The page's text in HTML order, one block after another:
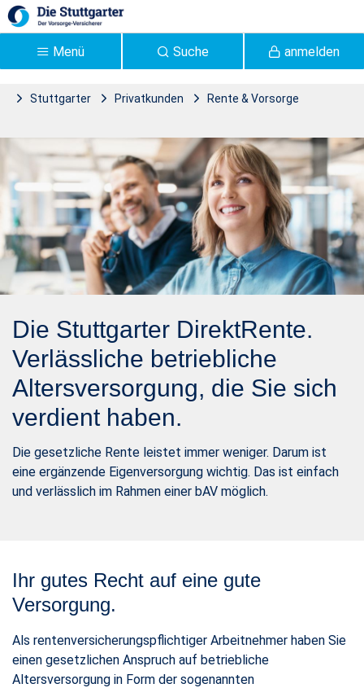
Zum Hauptinhalt springen
anmelden
Suche
Menü
Stuttgarter Privatkunden
Rente & Vorsorge
Stuttgarter Versicherung -
Stuttgarter
Die Stuttgarter DirektRente.
Verlässliche betriebliche
Altersversorgung, die Sie sich
verdient haben.
Die gesetzliche Rente leistet immer weniger. Darum ist
eine ergänzende Eigenversorgung wichtig. Das ist einfach
und verlässlich im Rahmen einer bAV möglich.
Ihr gutes Recht auf eine gute
Versorgung.
Als rentenversicherungspflichtiger Arbeitnehmer haben Sie
einen gesetzlichen Anspruch auf betriebliche
Altersversorgung in Form der sogenannten